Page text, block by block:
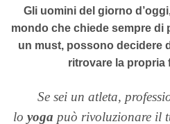
Gli uomini del giorno
mondo che chiede sempre di
un must, possono decidere
ritrovare la propria
Se sei un atleta,
lo yoga può rivoluzionare il